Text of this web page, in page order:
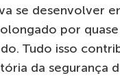
se desenvolver
por
Tudo isso
da segurança